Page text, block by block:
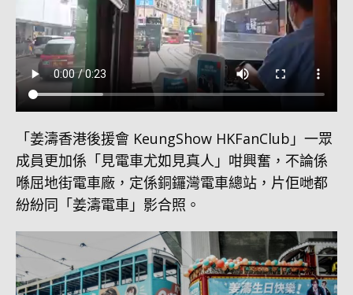
「姜濤香港後援會 KeungShow HKFanClub」一眾
成員更加係「見電車尤如見真人」咁興奮，不論係
喺屈地街電車廠，定係銅鑼灣電車總站，片佢哋都
紛紛同「姜濤電車」影合照。